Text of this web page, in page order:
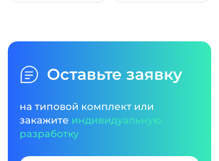
Оставьте заявку
на типовой комплект или
закажите индивидуальную
разработку